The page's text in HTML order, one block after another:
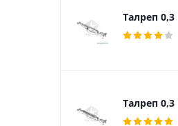
Талреп 0,3
Талреп